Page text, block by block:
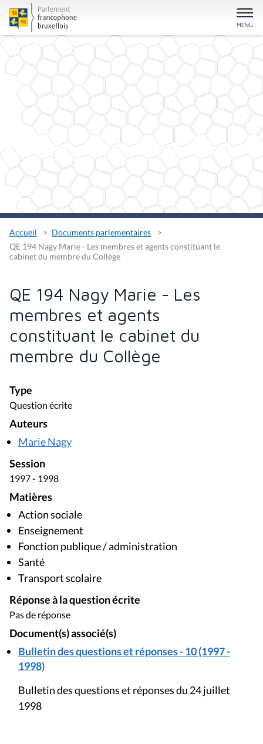
Accueil
Documents parlementaires
QE 194 Nagy Marie - Les membres et agents constituant le
cabinet du membre du Collège
QE 194 Nagy Marie - Les
membres et agents
constituant le cabinet du
membre du Collège
Type
Question écrite
Auteurs
Marie Nagy
Session
1997 - 1998
Matières
Action sociale
Enseignement
Fonction publique / administration
Santé
Transport scolaire
Réponse à la question écrite
Pas de réponse
Document(s) associé(s)
Bulletin des questions et réponses - 10 (1997 -
1998)
Bulletin des questions et réponses du 24 juillet
1998